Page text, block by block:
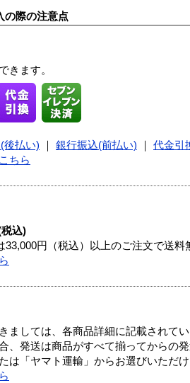
の際の注意点
きます。
後払い) 銀行振込(前払い) 代金引
ちら
込)
円（税込）以上のご注文で送料
ましては、各商品詳細に記載されて
、発送は商品がすべて揃ってからの発
は「ヤマト運輸」からお選びいただ